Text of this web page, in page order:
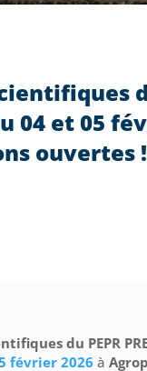
04 et 05
ouvertes !
du PEPR
février 2026 à